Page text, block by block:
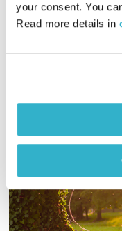
your consent. You
Read more details in